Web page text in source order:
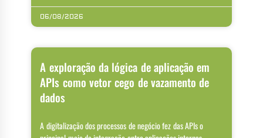
06/08/2026
A exploração da lógica de aplicação em
APIs como vetor cego de vazamento de
dados
A digitalização dos processos de negócio fez das APIs o